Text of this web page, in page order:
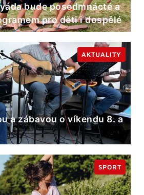
bude posedmnácté a
pro děti i dospělé
a zábavou o víkendu 8. a
AKTUALITY
SPORT